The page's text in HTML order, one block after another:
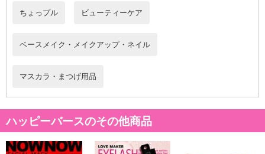
ちょっプル ビューティーケア
ベースメイク・メイクアップ・ネイル
マスカラ・まつげ用品
ハッピーバースのその他商品